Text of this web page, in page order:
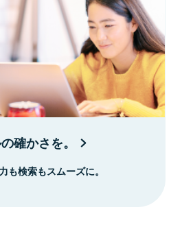
確かさを。
も検索もスムーズに。